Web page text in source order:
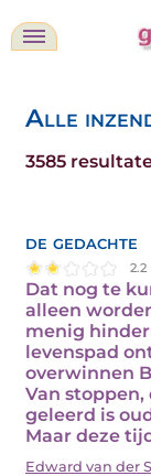
Alle
3585
de gedachte
Dat nog te
alleen
menig
levenspad
overwinnen
Van
geleerd is
Maar deze
Edward van der